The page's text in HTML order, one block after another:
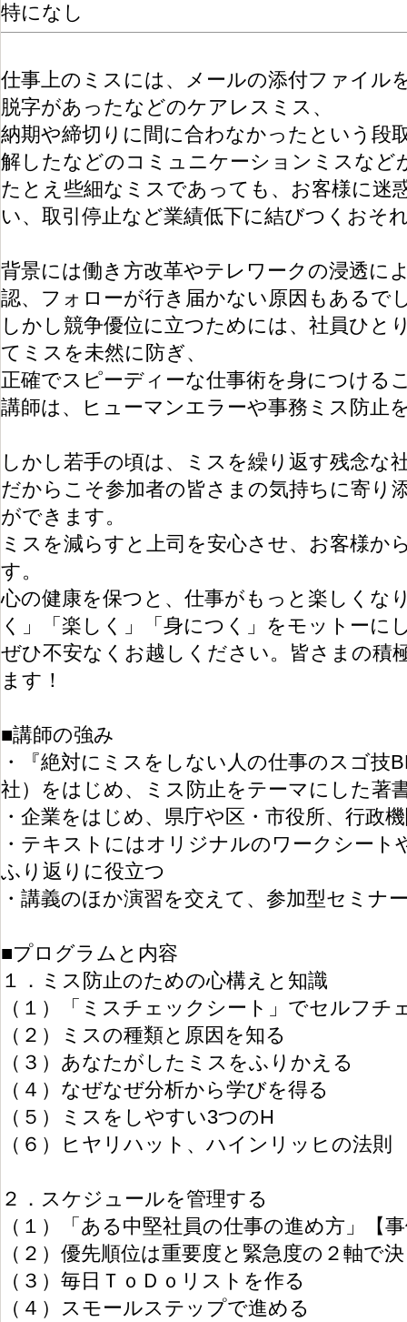
特になし
仕事上のミスには、メールの添付ファイル
脱字があったなどのケアレスミス、
納期や締切りに間に合わなかったという段
解したなどのコミュニケーションミスなど
たとえ些細なミスであっても、お客様に迷
い、取引停止など業績低下に結びつくおそ
背景には働き方改革やテレワークの浸透に
認、フォローが行き届かない原因もあるで
しかし競争優位に立つためには、社員ひと
てミスを未然に防ぎ、
正確でスピーディーな仕事術を身につける
講師は、ヒューマンエラーや事務ミス防止
しかし若手の頃は、ミスを繰り返す残念な
だからこそ参加者の皆さまの気持ちに寄り
ができます。
ミスを減らすと上司を安心させ、お客様か
す。
心の健康を保つと、仕事がもっと楽しくな
く」「楽しく」「身につく」をモットーに
ぜひ不安なくお越しください。皆さまの積
ます！
■講師の強み
・『絶対にミスをしない人の仕事のスゴ技
社）をはじめ、ミス防止をテーマにした著
・企業をはじめ、県庁や区・市役所、行政
・テキストにはオリジナルのワークシー
ふり返りに役立つ
・講義のほか演習を交えて、参加型セミナ
■プログラムと内容
１．ミス防止のための心構えと知識
（１）「ミスチェックシート」でセルフチ
（２）ミスの種類と原因を知る
（３）あなたがしたミスをふりかえる
（４）なぜなぜ分析から学びを得る
（５）ミスをしやすい3つのH
（６）ヒヤリハット、ハインリッヒの法則
２．スケジュールを管理する
（１）「ある中堅社員の仕事の進め方」【
（２）優先順位は重要度と緊急度の２軸で
（３）毎日ＴｏＤｏリストを作る
（４）スモールステップで進める